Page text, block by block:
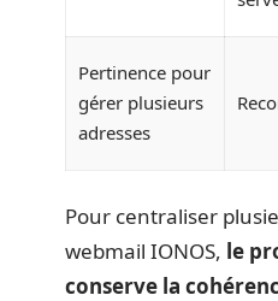
Pertinence pour
gérer plusieurs
adresses
Pour centraliser
webmail IONOS, le
conserve la